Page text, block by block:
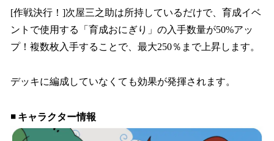
[作戦決行！]次屋三之助は所持しているだけで、育成イベ
ントで使用する「育成おにぎり」の入手数量が50%アッ
プ！複数枚入手することで、最大250％まで上昇します。
デッキに編成していなくても効果が発揮されます。
◾️ キャラクター情報